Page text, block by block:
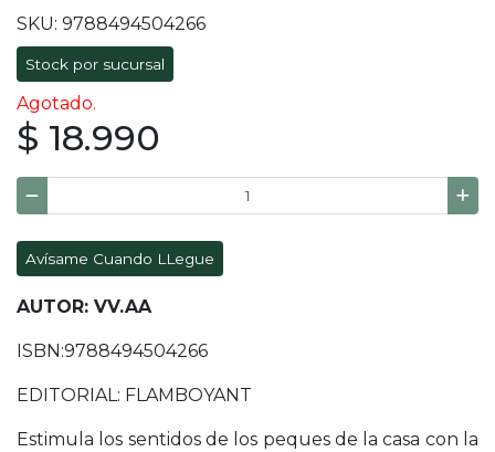
SKU: 9788494504266
Stock por sucursal
Agotado.
$ 18.990
Avísame Cuando LLegue
AUTOR: VV.AA
ISBN:9788494504266
EDITORIAL: FLAMBOYANT
Estimula los sentidos de los peques de la casa con la